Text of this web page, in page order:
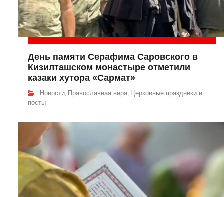
День памяти Серафима Саровского в
Кизилташском монастыре отметили
казаки хутора «Сармат»
Новости, Православная вера, Церковные праздники и
посты